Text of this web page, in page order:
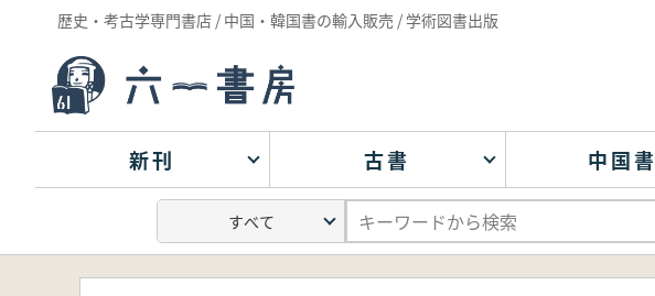
歴史・考古学専門書店 / 中国・韓国書の輸入販売 / 学術図書出版
新刊 古書 中国書